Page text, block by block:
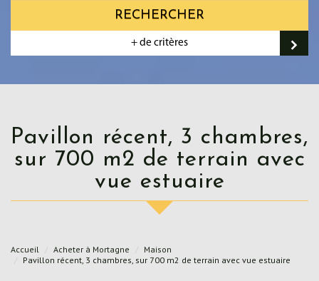
RECHERCHER
+ de critères
Pavillon récent, 3 chambres,
sur 700 m2 de terrain avec
vue estuaire
Accueil Acheter à Mortagne
Maison
Pavillon récent, 3 chambres, sur 700 m2 de terrain avec vue estuaire